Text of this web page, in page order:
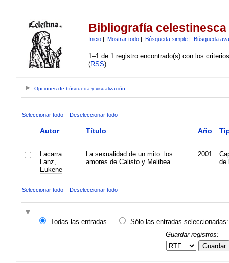
Bibliografía celestinesca
Inicio| Mostrar todo| Búsqueda simple| Búsqueda
1–1 de 1 registro encontrado(s) con los
(RSS):
Opciones de búsqueda y visualización
Seleccionar todo Deseleccionar todo
Autor Título Año
Lacarra
Lanz,
Eukene
La sexualidad de un mito: los
amores de Calisto y Melibea
2001
de
Seleccionar todo Deseleccionar todo
Todas las entradas
Sólo las entradas seleccionadas:
Guardar registros:
Guardar